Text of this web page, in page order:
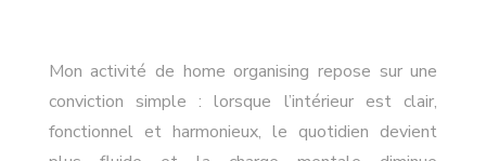
Mon activité de home organising repose sur une
conviction simple : lorsque l’intérieur est clair,
fonctionnel et harmonieux, le quotidien devient